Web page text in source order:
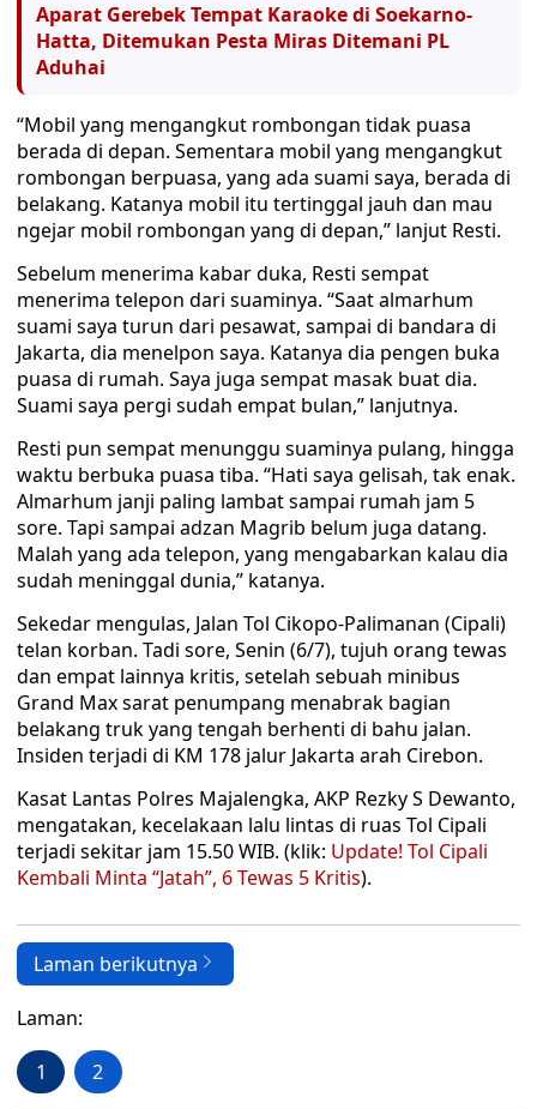
Aparat Gerebek Tempat Karaoke di Soekarno-
Hatta, Ditemukan Pesta Miras Ditemani PL
Aduhai
“Mobil yang mengangkut rombongan tidak puasa
berada di depan. Sementara mobil yang mengangkut
rombongan berpuasa, yang ada suami saya, berada di
belakang. Katanya mobil itu tertinggal jauh dan mau
ngejar mobil rombongan yang di depan,” lanjut Resti.
Sebelum menerima kabar duka, Resti sempat
menerima telepon dari suaminya. “Saat almarhum
suami saya turun dari pesawat, sampai di bandara di
Jakarta, dia menelpon saya. Katanya dia pengen buka
puasa di rumah. Saya juga sempat masak buat dia.
Suami saya pergi sudah empat bulan,” lanjutnya.
Resti pun sempat menunggu suaminya pulang, hingga
waktu berbuka puasa tiba. “Hati saya gelisah, tak enak.
Almarhum janji paling lambat sampai rumah jam 5
sore. Tapi sampai adzan Magrib belum juga datang.
Malah yang ada telepon, yang mengabarkan kalau dia
sudah meninggal dunia,” katanya.
Sekedar mengulas, Jalan Tol Cikopo-Palimanan (Cipali)
telan korban. Tadi sore, Senin (6/7), tujuh orang tewas
dan empat lainnya kritis, setelah sebuah minibus
Grand Max sarat penumpang menabrak bagian
belakang truk yang tengah berhenti di bahu jalan.
Insiden terjadi di KM 178 jalur Jakarta arah Cirebon.
Kasat Lantas Polres Majalengka, AKP Rezky S Dewanto,
mengatakan, kecelakaan lalu lintas di ruas Tol Cipali
terjadi sekitar jam 15.50 WIB. (klik: Update! Tol Cipali
Kembali Minta “Jatah”, 6 Tewas 5 Kritis).
Laman berikutnya
Laman:
1 2